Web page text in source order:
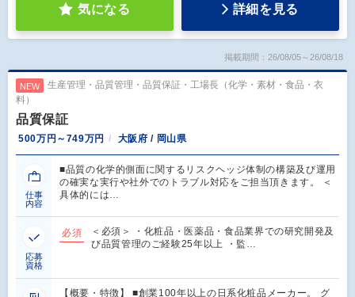
気になる 詳細を見る
掲載期間：26/08/05～26/08/18
NEW
生産管理・品質管理・品質保証・工場長（化学・素材・食品・衣
料）
品質保証
500万円～749万円 大阪府 / 岡山県
仕事
内容
■品質の化学的側面に関するリスクヘッジ体制の構築及び運用
の確実な実行や社外でのトラブル対応をご担当頂きます。 ＜
具体的には…
応募
資格
必須
＜必須＞ ・化粧品・医薬品・食品業界での研究開発及
び品質管理のご経験25年以上 ・監…
【概要・特徴】 ■創業100年以上の日系化粧品メーカー。 グ